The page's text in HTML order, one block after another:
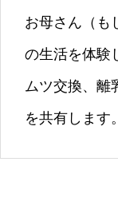
お母さん（も
の生活を体験
ムツ交換、離
を共有します。